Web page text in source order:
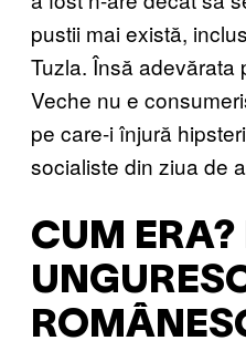
pustii mai există,
Tuzla. Însă adevărata
Veche nu e
pe care-i înjură
socialiste din ziua de
CUM ERA?